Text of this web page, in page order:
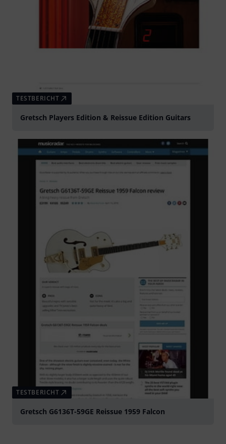
TESTBERICHT
Gretsch Players Edition & Reissue Edition Guitars
TESTBERICHT
Gretsch G6136T-59GE Reissue 1959 Falcon